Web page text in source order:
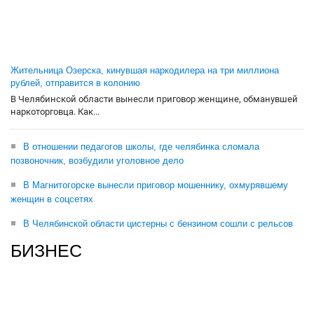
Жительница Озерска, кинувшая наркодилера на три миллиона
рублей, отправится в колонию
В Челябинской области вынесли приговор женщине, обманувшей
наркоторговца. Как...
В отношении педагогов школы, где челябинка сломала
позвоночник, возбудили уголовное дело
В Магнитогорске вынесли приговор мошеннику, охмурявшему
женщин в соцсетях
В Челябинской области цистерны с бензином сошли с рельсов
БИЗНЕС